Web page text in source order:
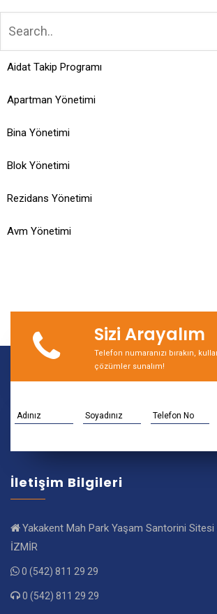
Aidat Takip Programı
Apartman Yönetimi
Bina Yönetimi
Blok Yönetimi
Rezidans Yönetimi
Avm Yönetimi
Sizi Arayalım
Telefon numaranızı bırakın,
çözümler sunalım!
İletişim Bilgileri
Yakakent Mah Park Yaşam Santorini
İZMİR
0 (542) 811 29 29
0 (542) 811 29 29